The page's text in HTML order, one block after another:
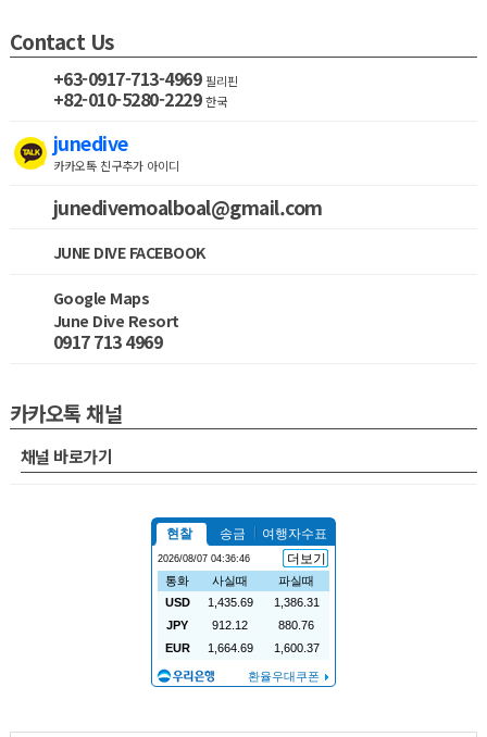
Contact Us
+63-0917-713-4969 필리핀
+82-010-5280-2229 한국
junedive
카카오톡 친구추가 아이디
junedivemoalboal@gmail.com
JUNE DIVE FACEBOOK
Google Maps
June Dive Resort
0917 713 4969
카카오톡 채널
채널 바로가기